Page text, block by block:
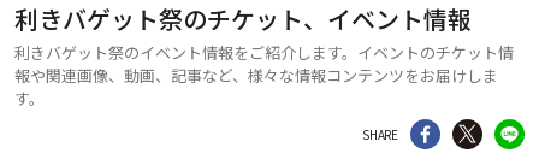
利きバゲット祭のチケット、イベント情報
利きバゲット祭のイベント情報をご紹介します。イベントのチケット情
報や関連画像、動画、記事など、様々な情報コンテンツをお届けしま
す。
SHARE シェア Twitter